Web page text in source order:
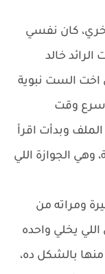
كان نفسي
خالد
الست نبوية
اسرع وقت
الملف وبدأت اقرأ
وهي الجوازة اللي
ومراته من
يخلي واحده
بالشكل ده،